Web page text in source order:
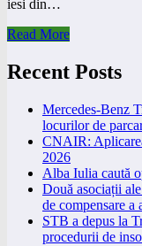
iesi din…
Read More
Recent Posts
Mercedes-Benz
locurilor de
CNAIR:
2026
Alba Iulia caută
Două asociații
de compensare a
STB a depus la
procedurii de